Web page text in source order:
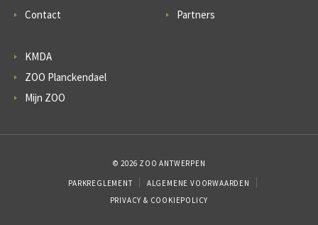
Contact
Partners
KMDA
ZOO Planckendael
Mijn ZOO
© 2026 ZOO ANTWERPEN
PARKREGLEMENT
ALGEMENE VOORWAARDEN
PRIVACY & COOKIEPOLICY